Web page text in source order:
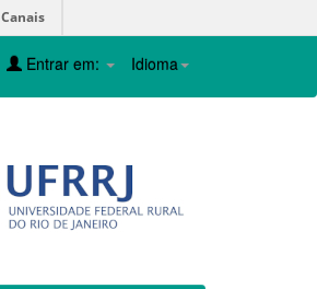
Canais
Idioma
Entrar em: